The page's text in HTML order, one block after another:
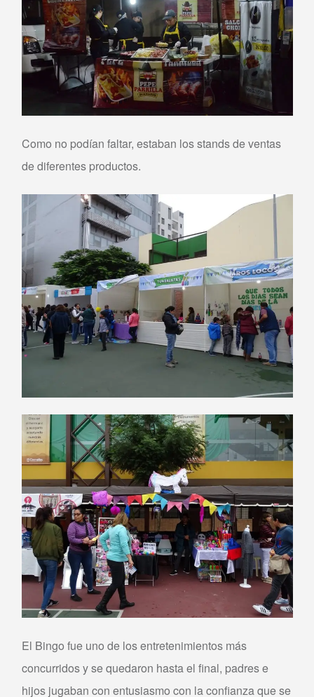
Como no podían faltar, estaban los stands de ventas
de diferentes productos.
El Bingo fue uno de los entretenimientos más
concurridos y se quedaron hasta el final, padres e
hijos jugaban con entusiasmo con la confianza que se